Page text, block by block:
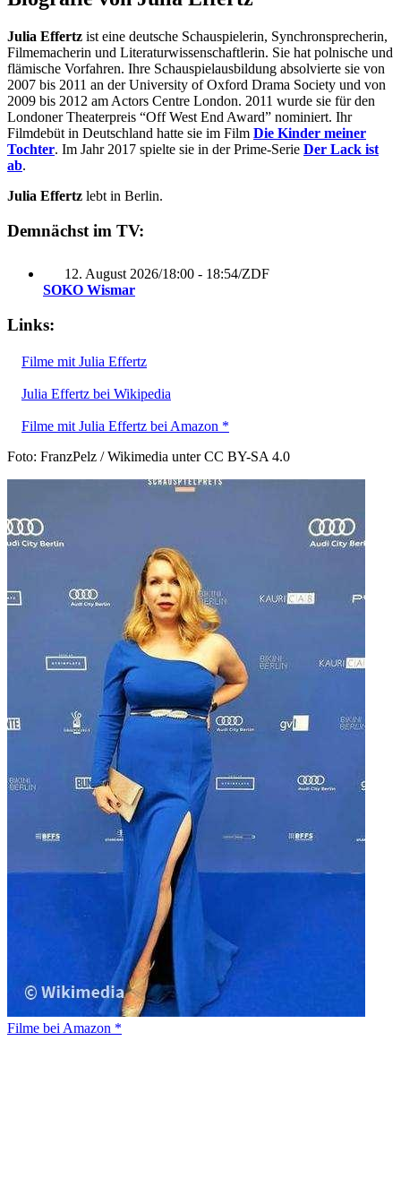
Julia Effertz ist eine deutsche Schauspielerin, Synchronsprecherin,
Filmemacherin und Literaturwissenschaftlerin. Sie hat polnische und
flämische Vorfahren. Ihre Schauspielausbildung absolvierte sie von
2007 bis 2011 an der University of Oxford Drama Society und von
2009 bis 2012 am Actors Centre London. 2011 wurde sie für den
Londoner Theaterpreis “Off West End Award” nominiert. Ihr
Filmdebüt in Deutschland hatte sie im Film Die Kinder meiner
Tochter. Im Jahr 2017 spielte sie in der Prime-Serie Der Lack ist
ab.
Julia Effertz lebt in Berlin.
Demnächst im TV:
12. August 2026/18:00 - 18:54/ZDF
SOKO Wismar
Links:
Filme mit Julia Effertz
Julia Effertz bei Wikipedia
Filme mit Julia Effertz bei Amazon *
Foto: FranzPelz / Wikimedia unter CC BY-SA 4.0
Filme bei Amazon *